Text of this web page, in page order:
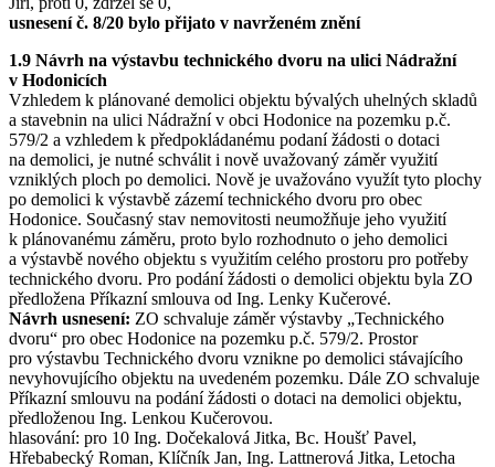
usnesení č. 8/20 bylo přijato v navrženém znění
1.9 Návrh na výstavbu technického dvoru na ulici Nádražní
v Hodonicích
Vzhledem k plánované demolici objektu bývalých uhelných skladů
a stavebnin na ulici Nádražní v obci Hodonice na pozemku p.č.
579/2 a vzhledem k předpokládanému podaní žádosti o dotaci
na demolici, je nutné schválit i nově uvažovaný záměr využití
vzniklých ploch po demolici. Nově je uvažováno využít tyto plochy
po demolici k výstavbě zázemí technického dvoru pro obec
Hodonice. Současný stav nemovitosti neumožňuje jeho využití
k plánovanému záměru, proto bylo rozhodnuto o jeho demolici
a výstavbě nového objektu s využitím celého prostoru pro potřeby
technického dvoru. Pro podání žádosti o demolici objektu byla ZO
předložena Příkazní smlouva od Ing. Lenky Kučerové.
Návrh usnesení: ZO schvaluje záměr výstavby „Technického
dvoru“ pro obec Hodonice na pozemku p.č. 579/2. Prostor
pro výstavbu Technického dvoru vznikne po demolici stávajícího
nevyhovujícího objektu na uvedeném pozemku. Dále ZO schvaluje
Příkazní smlouvu na podání žádosti o dotaci na demolici objektu,
předloženou Ing. Lenkou Kučerovou.
hlasování: pro 10 Ing. Dočekalová Jitka, Bc. Houšť Pavel,
Hřebabecký Roman, Klíčník Jan, Ing. Lattnerová Jitka, Letocha